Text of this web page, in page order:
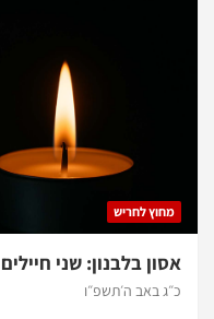
מחוץ לחריש
אסון בלבנון: שני
כ״ג באב ה׳תשפ״ו